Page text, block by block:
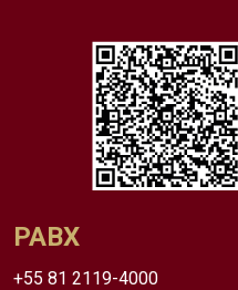
PABX
+55 81 2119-4000